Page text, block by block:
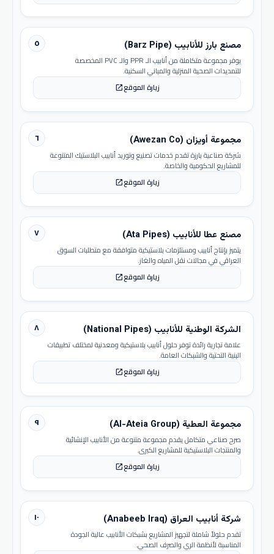
٥ مصنع بارز للأنابيب (Barz Pipe)
يوفر مجموعة متكاملة من أنابيب الـ PPR والـ PVC المخصصة
للتمديدات الصحية المنزلية والمباني السكنية.
زيارة الموقعopen_in_new
٦ مجموعة أويزان (Awezan Co)
شركة صناعية بارزة تقدم خدمات تصنيع وتوريد أنابيب البلاستيك المتنوعة
للمشاريع الحكومية والخاصة.
زيارة الموقعopen_in_new
٧ مصنع عطا للأنابيب (Ata Pipes)
يتميز بإنتاج أنابيب ومستلزمات بلاستيكية متوافقة مع متطلبات السوق
العراقي في مجالات نقل المياه والغاز.
زيارة الموقعopen_in_new
٨ الشركة الوطنية للأنابيب (National Pipes)
علامة تجارية رائدة توفر حلول أنابيب بلاستيكية ومعدنية لمختلف تطبيقات
البنية التحتية والشبكات العامة.
زيارة الموقعopen_in_new
٩ مجموعة العطية (Al-Ateia Group)
صرح صناعي متكامل يقدم مجموعة متنوعة من الأنابيب الإنشائية
والمنتجات البلاستيكية للمشاريع الكبرى.
زيارة الموقعopen_in_new
١٠ شركة أنابيب العراق (Anabeeb Iraq)
تقدم حلولاً شاملة لتجهيز المشاريع بشبكات الأنابيب عالية الجودة
المناسبة لأنظمة الري والصرف الصحي.